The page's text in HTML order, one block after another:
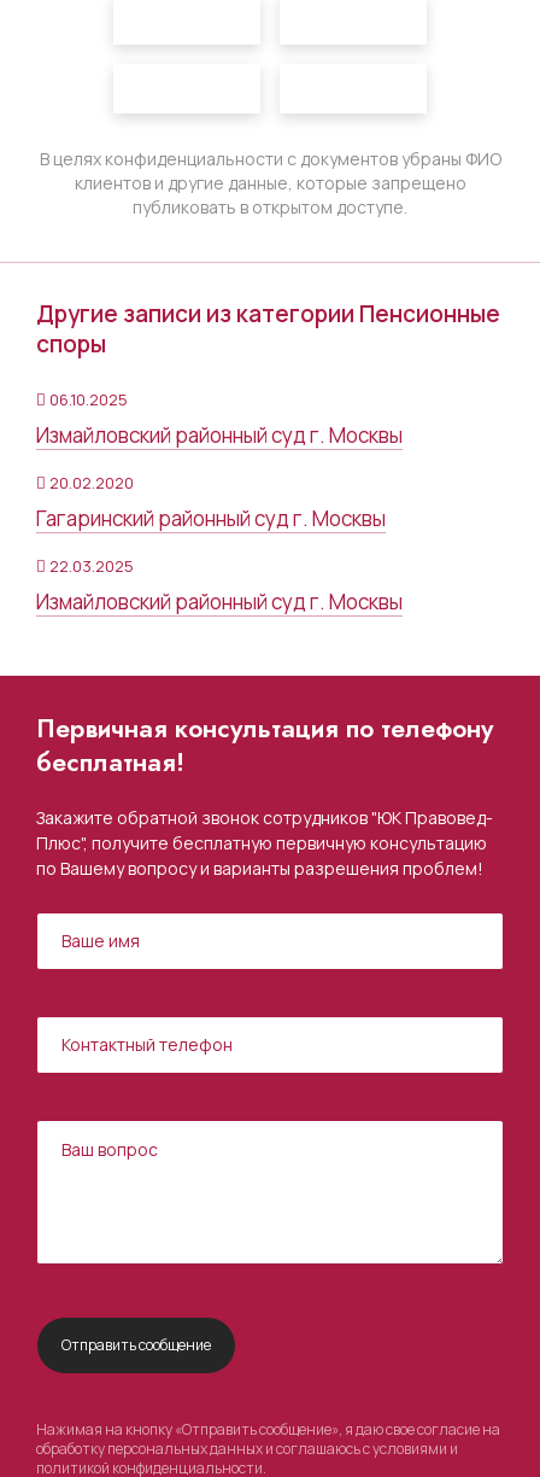
В целях конфиденциальности с документов убраны ФИО
клиентов и другие данные, которые запрещено
публиковать в открытом доступе.
Другие записи из категории Пенсионные
споры
06.10.2025
Измайловский районный суд г. Москвы
20.02.2020
Гагаринский районный суд г. Москвы
22.03.2025
Измайловский районный суд г. Москвы
Первичная консультация по телефону
бесплатная!
Закажите обратной звонок сотрудников "ЮК Правовед-
Плюс", получите бесплатную первичную консультацию
по Вашему вопросу и варианты разрешения проблем!
Нажимая на кнопку «Отправить сообщение», я даю свое согласие на
обработку персональных данных и соглашаюсь с условиями и
политикой конфиденциальности.